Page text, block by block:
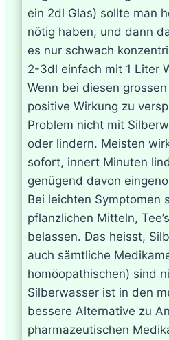
ein 2dl Glas) sollte man
nötig haben, und dann
es nur schwach
2-3dl einfach mit 1 Liter
Wenn bei diesen
positive Wirkung zu
Problem nicht mit
oder lindern. Meisten
sofort, innert Minuten
genügend davon
Bei leichten Symptomen
pflanzlichen Mitteln,
belassen. Das heisst,
auch sämtliche
homöopathischen) sind
Silberwasser ist in den
bessere Alternative zu
pharmazeutischen